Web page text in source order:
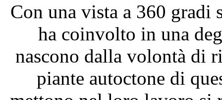
Con una vista a 360
ha coinvolto in una
nascono dalla volontà di
piante autoctone di